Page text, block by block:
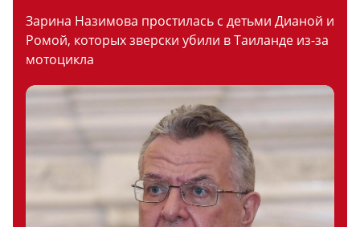
Зарина Назимова простилась с детьми Дианой и
Ромой, которых зверски убили в Таиланде из-за
мотоцикла